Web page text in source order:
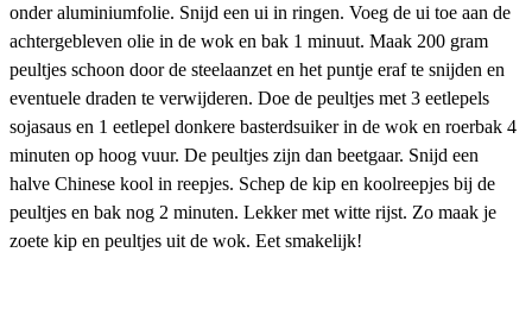
onder aluminiumfolie. Snijd een ui in ringen. Voeg de ui toe aan de
achtergebleven olie in de wok en bak 1 minuut. Maak 200 gram
peultjes schoon door de steelaanzet en het puntje eraf te snijden en
eventuele draden te verwijderen. Doe de peultjes met 3 eetlepels
sojasaus en 1 eetlepel donkere basterdsuiker in de wok en roerbak 4
minuten op hoog vuur. De peultjes zijn dan beetgaar. Snijd een
halve Chinese kool in reepjes. Schep de kip en koolreepjes bij de
peultjes en bak nog 2 minuten. Lekker met witte rijst. Zo maak je
zoete kip en peultjes uit de wok. Eet smakelijk!